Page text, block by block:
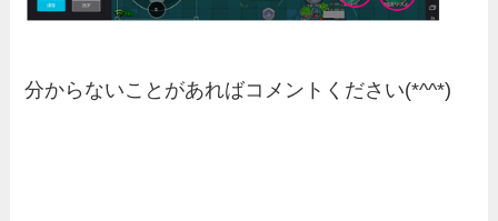
分からないことがあればコメントください(*^^*)